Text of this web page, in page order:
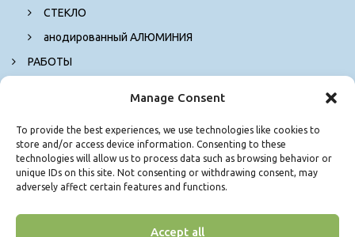
Manage Consent
To provide the best experiences, we use technologies like cookies to
store and/or access device information. Consenting to these
technologies will allow us to process data such as browsing behavior or
unique IDs on this site. Not consenting or withdrawing consent, may
adversely affect certain features and functions.
Accept all
СТЕКЛО
анодированный АЛЮМИНИЯ
РАБОТЫ